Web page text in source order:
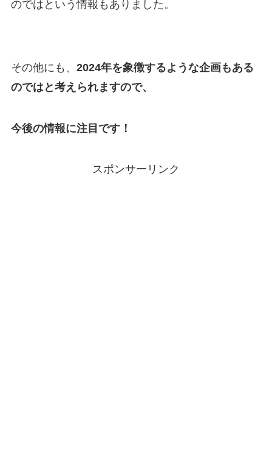
のではという情報もありました。
その他にも、 2024年を象徴するような企画もある
のではと考えられますので、
今後の情報に注目です！
スポンサーリンク